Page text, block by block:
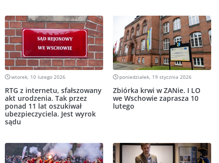
wtorek, 10 lutego 2026
RTG z internetu, sfałszowany
akt urodzenia. Tak przez
ponad 11 lat oszukiwał
ubezpieczyciela. Jest wyrok
sądu
poniedziałek, 19 stycznia 2026
Zbiórka krwi w ZANie. I LO
we Wschowie zaprasza 10
lutego